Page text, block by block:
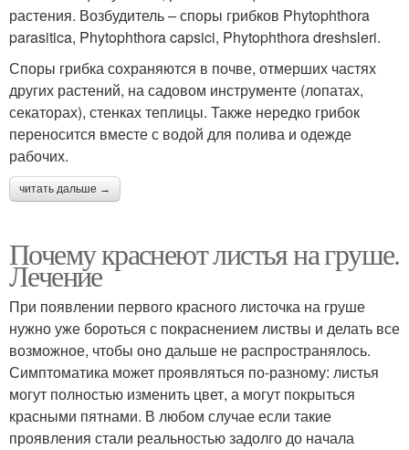
растения. Возбудитель – споры грибков Phytophthora
parasitica, Phytophthora capsici, Phytophthora dreshsleri.
Споры грибка сохраняются в почве, отмерших частях
других растений, на садовом инструменте (лопатах,
секаторах), стенках теплицы. Также нередко грибок
переносится вместе с водой для полива и одежде
рабочих.
читать дальше →
Почему краснеют листья на груше.
Лечение
При появлении первого красного листочка на груше
нужно уже бороться с покраснением листвы и делать все
возможное, чтобы оно дальше не распространялось.
Симптоматика может проявляться по-разному: листья
могут полностью изменить цвет, а могут покрыться
красными пятнами. В любом случае если такие
проявления стали реальностью задолго до начала